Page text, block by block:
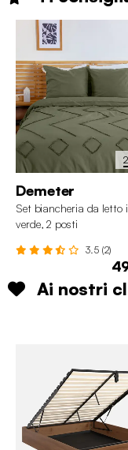
Demeter
Set biancheria da letto
verde, 2 posti
3.5 (2)
Ai nostri